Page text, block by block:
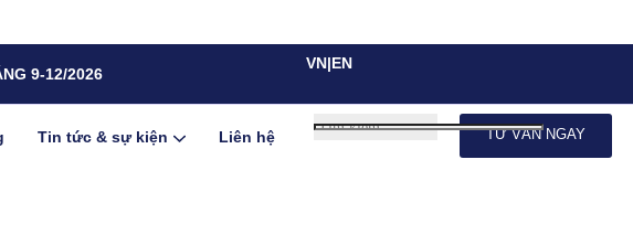
9-12/2026
VN|EN
Tin tức & sự kiện Liên hệ TƯ VẤN NGAY